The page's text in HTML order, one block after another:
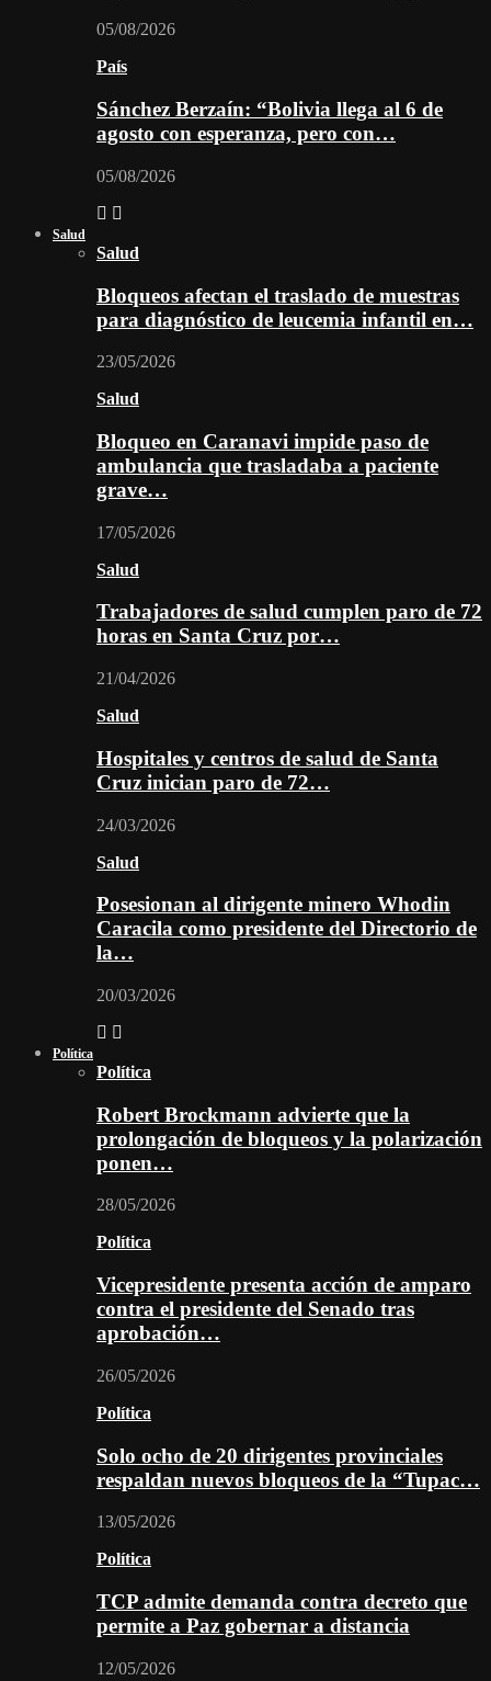
05/08/2026
País
Sánchez Berzaín: “Bolivia llega al 6 de
agosto con esperanza, pero con…
05/08/2026
Salud
Salud
Bloqueos afectan el traslado de muestras
para diagnóstico de leucemia infantil en…
23/05/2026
Salud
Bloqueo en Caranavi impide paso de
ambulancia que trasladaba a paciente
grave…
17/05/2026
Salud
Trabajadores de salud cumplen paro de 72
horas en Santa Cruz por…
21/04/2026
Salud
Hospitales y centros de salud de Santa
Cruz inician paro de 72…
24/03/2026
Salud
Posesionan al dirigente minero Whodin
Caracila como presidente del Directorio de
la…
20/03/2026
Política
Política
Robert Brockmann advierte que la
prolongación de bloqueos y la polarización
ponen…
28/05/2026
Política
Vicepresidente presenta acción de amparo
contra el presidente del Senado tras
aprobación…
26/05/2026
Política
Solo ocho de 20 dirigentes provinciales
respaldan nuevos bloqueos de la “Tupac…
13/05/2026
Política
TCP admite demanda contra decreto que
permite a Paz gobernar a distancia
12/05/2026